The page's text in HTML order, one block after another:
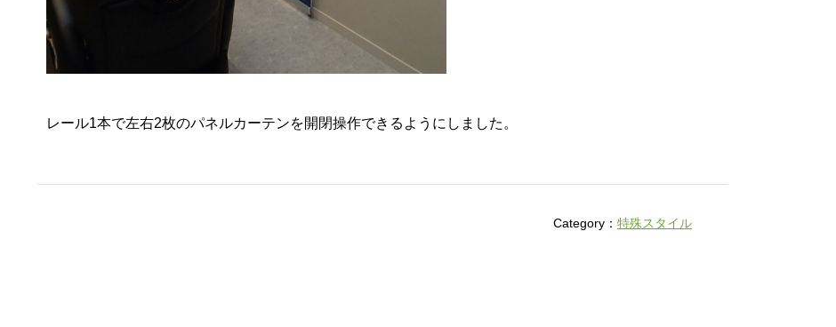
レール1本で左右2枚のパネルカーテンを開閉操作できるようにしました。
Category： 特殊スタイル